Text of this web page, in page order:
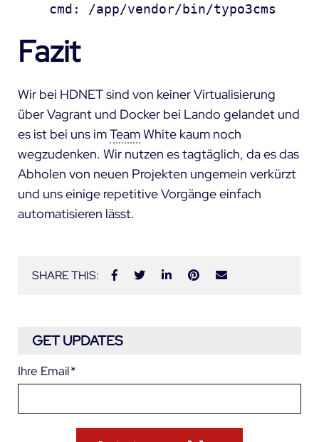
    cmd: /app/vendor/bin/typo3cms
Fazit
Wir bei HDNET sind von keiner Virtualisierung
über Vagrant und Docker bei Lando gelandet und
es ist bei uns imTeamWhite kaum noch
wegzudenken. Wir nutzen es tagtäglich, da es das
Abholen von neuen Projekten ungemein verkürzt
und uns einige repetitive Vorgänge einfach
automatisieren lässt.
SHARE THIS:
GET UPDATES
Ihre Email*